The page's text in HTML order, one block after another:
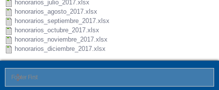
honorarios_julio_2017.xlsx
honorarios_agosto_2017.xlsx
honorarios_septiembre_2017.xlsx
honorarios_octubre_2017.xlsx
honorarios_noviembre_2017.xlsx
honorarios_diciembre_2017.xlsx
Footer First